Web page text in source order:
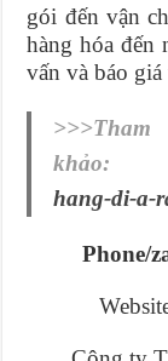
gói đến vận
hàng hóa đến
vấn và báo
>>>Tham
khảo:
hang-di-a-
Phone/